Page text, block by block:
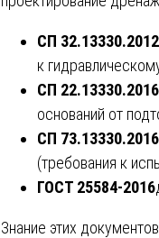
СП
к
СП
оснований от
СП
(требования к
ГОСТ 25584-2016
Знание этих